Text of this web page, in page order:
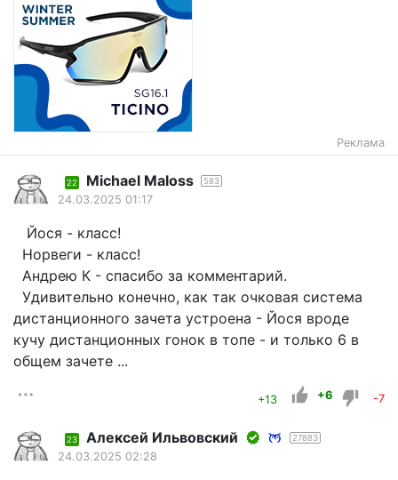
Реклама
22 Michael Maloss 583
24.03.2025 01:17
Йося - класс!
Норвеги - класс!
Андрею К - спасибо за комментарий.
Удивительно конечно, как так очковая система
дистанционного зачета устроена - Йося вроде
кучу дистанционных гонок в топе - и только 6 в
общем зачете ...
+13 +6 -7
23 Алексей Ильвовский 27883
24.03.2025 02:28